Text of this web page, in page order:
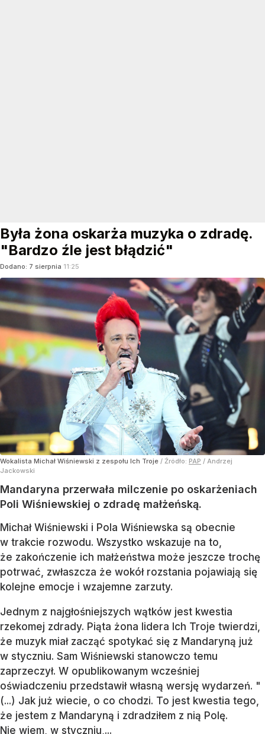
Była żona oskarża muzyka o zdradę.
"Bardzo źle jest błądzić"
Dodano: 7 sierpnia 11:25
Wokalista Michał Wiśniewski z zespołu Ich Troje / Źródło: PAP / Andrzej
Jackowski
Mandaryna przerwała milczenie po oskarżeniach
Poli Wiśniewskiej o zdradę małżeńską.
Michał Wiśniewski i Pola Wiśniewska są obecnie
w trakcie rozwodu. Wszystko wskazuje na to,
że zakończenie ich małżeństwa może jeszcze trochę
potrwać, zwłaszcza że wokół rozstania pojawiają się
kolejne emocje i wzajemne zarzuty.
Jednym z najgłośniejszych wątków jest kwestia
rzekomej zdrady. Piąta żona lidera Ich Troje twierdzi,
że muzyk miał zacząć spotykać się z Mandaryną już
w styczniu. Sam Wiśniewski stanowczo temu
zaprzeczył. W opublikowanym wcześniej
oświadczeniu przedstawił własną wersję wydarzeń. "
(...) Jak już wiecie, o co chodzi. To jest kwestia tego,
że jestem z Mandaryną i zdradziłem z nią Polę.
Nie wiem, w styczniu,...